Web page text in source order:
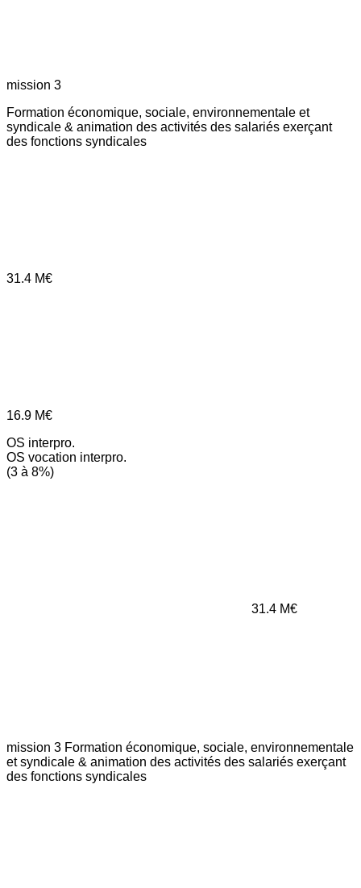
mission 3
Formation économique, sociale, environnementale et
syndicale & animation des activités des salariés exerçant
des fonctions syndicales
31.4 M€
16.9 M€
OS interpro.
OS vocation interpro.
(3 à 8%)
31.4 M€
mission 3 Formation économique, sociale, environnementale
et syndicale & animation des activités des salariés exerçant
des fonctions syndicales